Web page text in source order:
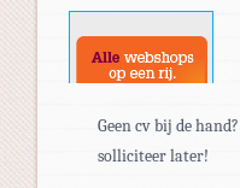
docx.
Geen cv bij de
solliciteer later!